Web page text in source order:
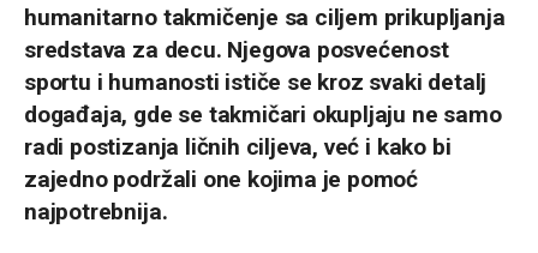
humanitarno takmičenje sa ciljem prikupljanja
sredstava za decu. Njegova posvećenost
sportu i humanosti ističe se kroz svaki detalj
događaja, gde se takmičari okupljaju ne samo
radi postizanja ličnih ciljeva, već i kako bi
zajedno podržali one kojima je pomoć
najpotrebnija.